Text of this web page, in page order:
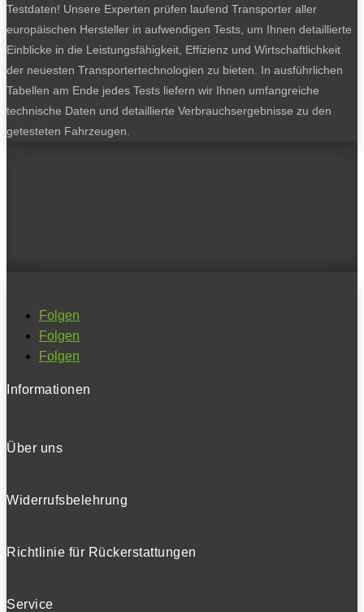
Testdaten! Unsere Experten prüfen laufend Transporter aller
europäischen Hersteller in aufwendigen Tests, um Ihnen detaillierte
Einblicke in die Leistungsfähigkeit, Effizienz und Wirtschaftlichkeit
der neuesten Transportertechnologien zu bieten. In ausführlichen
Tabellen am Ende jedes Tests liefern wir Ihnen umfangreiche
technische Daten und detaillierte Verbrauchsergebnisse zu den
getesteten Fahrzeugen.
Folgen
Folgen
Folgen
Informationen
Über uns
Widerrufsbelehrung
Richtlinie für Rückerstattungen
Service